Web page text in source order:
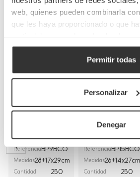
web, quienes pueden combinarla
que les haya proporcionado o que
Permitir todas
Personalizar
Denegar
Bolsas de papel
plana
ReferenciaBP9BCO
Medidas28+17x29cm
Cantidad
250
Bolsas de papel
blancas asa
rizada
ReferenciaBP15BCO
Medidas26+14x27cm
Cantidad
250